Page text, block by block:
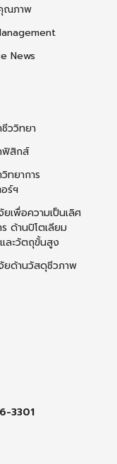
ณภาพ
News
ววิทยา
ฟิสิกส์
ทยาการ
ร์ฯ
ยเพื่อความเป็นเลิศ
ร ด้านปิโตเลียม
ละวัตถุขั้นสูง
ยด้านวัสดุชีวภาพ
3301